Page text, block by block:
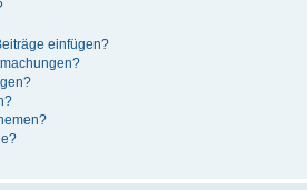
einfügen?